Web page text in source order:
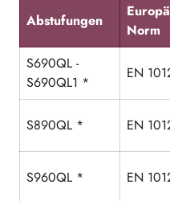
Abstufungen
Norm
S690QL -
S690QL1 *
EN
S890QL * EN
S960QL * EN